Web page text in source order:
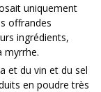
uniquement
offrandes
ingrédients,
myrrhe.
et du vin et du sel
en poudre très